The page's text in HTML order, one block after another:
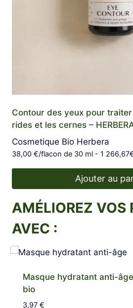
Contour des yeux pour
rides et les cernes –
Cosmetique Bio Herbera
38,00 €/flacon de 30 ml - 1
Ajouter au
AMÉLIOREZ VOS
AVEC :
Masque hydratant anti-âge
bio
3,97 €